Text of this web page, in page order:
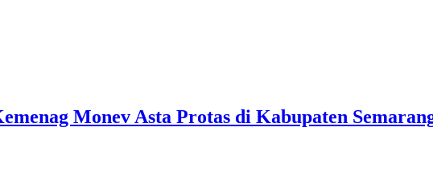
Monev Asta Protas di Kabupaten